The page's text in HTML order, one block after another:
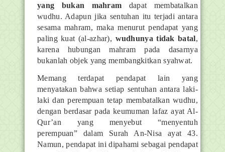
yang bukan mahram dapat membatalkan
wudhu. Adapun jika sentuhan itu terjadi antara
sesama mahram, maka menurut pendapat yang
paling kuat (al-azhar), wudhunya tidak batal,
karena hubungan mahram pada dasarnya
bukanlah objek yang membangkitkan syahwat.
Memang terdapat pendapat lain yang
menyatakan bahwa setiap sentuhan antara laki-
laki dan perempuan tetap membatalkan wudhu,
dengan berdasar pada keumuman lafaz ayat Al-
Qur’an yang menyebut “menyentuh
perempuan” dalam Surah An-Nisa ayat 43.
Namun, pendapat ini dipahami sebagai pendapat